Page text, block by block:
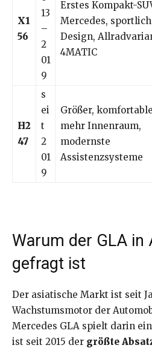
X1
56
13
–
2
01
9
Erstes Kompakt-
Mercedes,
Design,
4MATIC
H2
47
s
ei
t
2
01
9
Größer,
mehr Innenraum,
modernste
Assistenzsysteme
Warum der GLA in
gefragt ist
Der asiatische Markt ist seit
Wachstumsmotor der
Mercedes GLA spielt darin
ist seit 2015 der größte